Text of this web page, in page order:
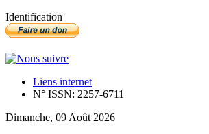
Identification
Liens internet
N° ISSN: 2257-6711
Dimanche, 09 Août 2026